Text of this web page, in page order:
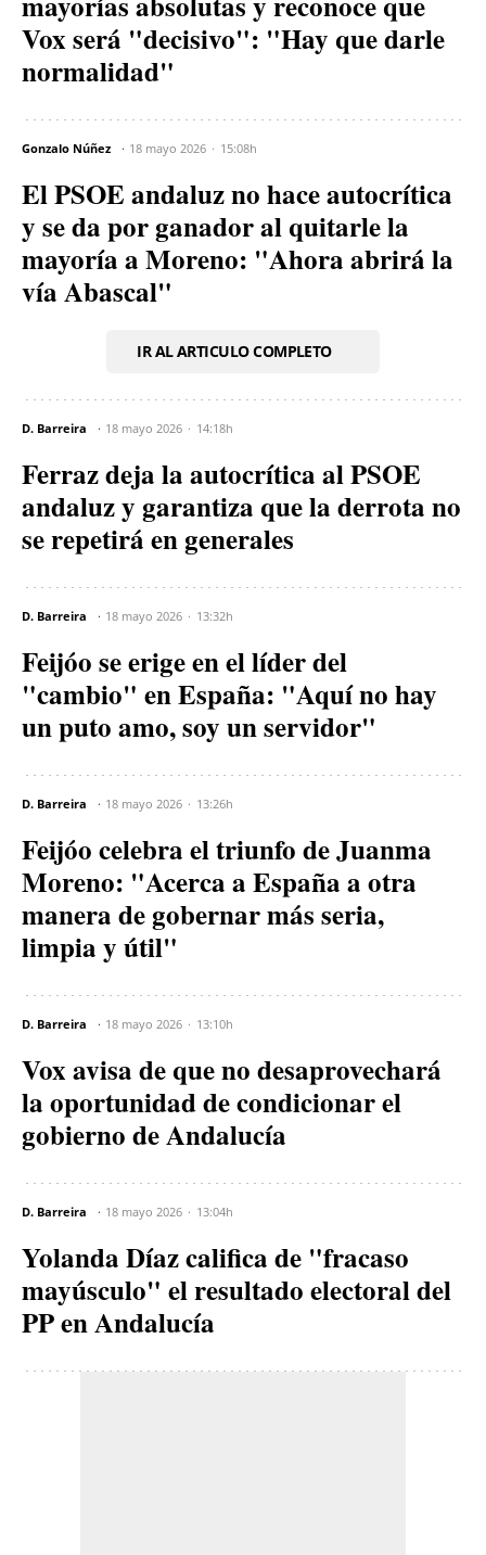
Vox será "decisivo": "Hay que darle
normalidad"
Gonzalo Núñez 18 mayo 2026 15:08h
El PSOE andaluz no hace autocrítica
y se da por ganador al quitarle la
mayoría a Moreno: "Ahora abrirá la
vía Abascal"
IR AL ARTICULO COMPLETO
D. Barreira 18 mayo 2026 14:18h
Ferraz deja la autocrítica al PSOE
andaluz y garantiza que la derrota no
se repetirá en generales
D. Barreira 18 mayo 2026 13:32h
Feijóo se erige en el líder del
"cambio" en España: "Aquí no hay
un puto amo, soy un servidor"
D. Barreira 18 mayo 2026 13:26h
Feijóo celebra el triunfo de Juanma
Moreno: "Acerca a España a otra
manera de gobernar más seria,
limpia y útil"
D. Barreira 18 mayo 2026 13:10h
Vox avisa de que no desaprovechará
la oportunidad de condicionar el
gobierno de Andalucía
D. Barreira 18 mayo 2026 13:04h
Yolanda Díaz califica de "fracaso
mayúsculo" el resultado electoral del
PP en Andalucía